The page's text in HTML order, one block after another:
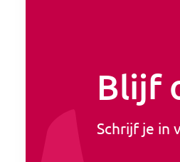
Blijf
Schrijf je in